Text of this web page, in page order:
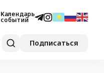
Календарь
событий
Подписаться